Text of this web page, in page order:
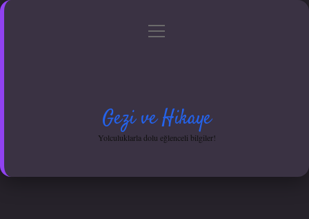
Gizlilik Politikası
menüyü
Gezi ve Hikaye
Yolculuklarla dolu eğlenceli bilgiler!